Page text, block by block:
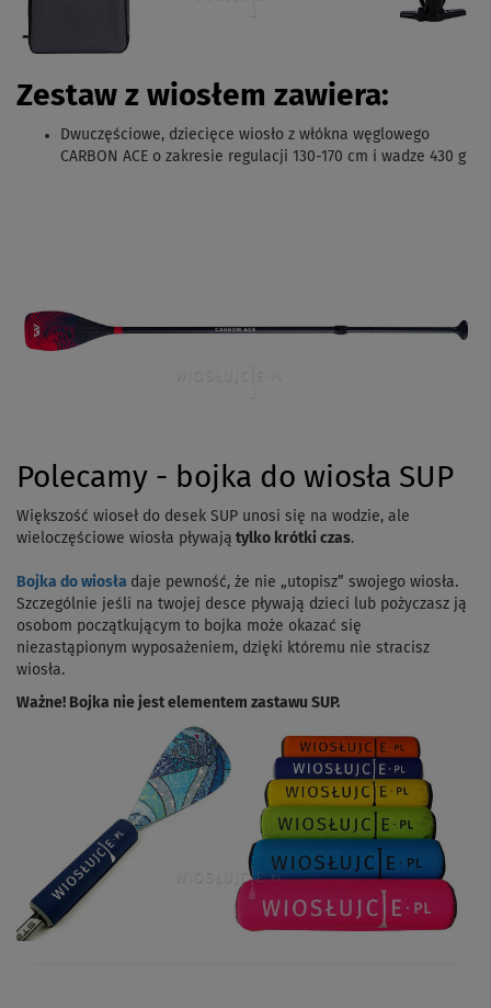
Zestaw z wiosłem zawiera:
Dwuczęściowe, dziecięce wiosło z włókna węglowego
CARBON ACE o zakresie regulacji 130-170 cm i wadze 430 g
Polecamy - bojka do wiosła SUP
Większość wioseł do desek SUP unosi się na wodzie, ale
wieloczęściowe wiosła pływają tylko krótki czas.
Bojka do wiosła daje pewność, że nie „utopisz” swojego wiosła.
Szczególnie jeśli na twojej desce pływają dzieci lub pożyczasz ją
osobom początkującym to bojka może okazać się
niezastąpionym wyposażeniem, dzięki któremu nie stracisz
wiosła.
Ważne! Bojka nie jest elementem zastawu SUP.